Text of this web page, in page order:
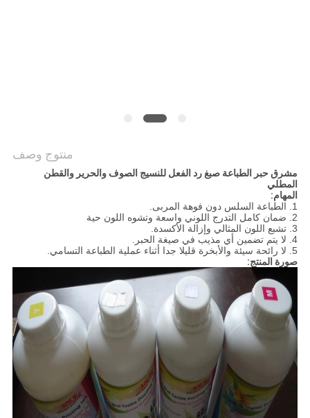
منتوج وصف
مشرق حبر الطباعة صبغ رد الفعل للنسيج الصوف والحرير والقطن
المطلي
المهام:
1. الطباعة السلس دون فوهة المربى.
2. ضمان كامل التدرج اللوني واسعة وتشوه اللون حية
3. تشبع اللون المثالي وإزالة الأكسدة.
4. لا يتم تضمين أي مذيب في صيغة الحبر.
5. لا رائحة سيئة والأبخرة قليلا جدا أثناء عملية الطباعة التسامي.
صورة المنتج: